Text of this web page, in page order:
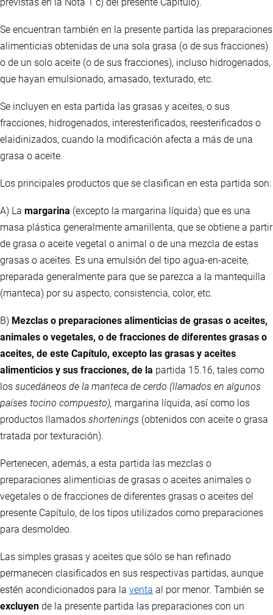
previstas en la Nota 1 c) del presente Capítulo).
Se encuentran también en la presente partida las preparaciones
alimenticias obtenidas de una sola grasa (o de sus fracciones)
o de un solo aceite (o de sus fracciones), incluso hidrogenados,
que hayan emulsionado, amasado, texturado, etc.
Se incluyen en esta partida las grasas y aceites, o sus
fracciones, hidrogenados, interesterificados, reesterificados o
elaidinizados, cuando la modificación afecta a más de una
grasa o aceite.
Los principales productos que se clasifican en esta partida son:
A) La margarina (excepto la margarina líquida) que es una
masa plástica generalmente amarillenta, que se obtiene a partir
de grasa o aceite vegetal o animal o de una mezcla de estas
grasas o aceites. Es una emulsión del tipo agua-en-aceite,
preparada generalmente para que se parezca a la mantequilla
(manteca) por su aspecto, consistencia, color, etc.
B) Mezclas o preparaciones alimenticias de grasas o aceites,
animales o vegetales, o de fracciones de diferentes grasas o
aceites, de este Capítulo, excepto las grasas y aceites
alimenticios y sus fracciones, de la partida 15.16, tales como
los sucedáneos de la manteca de cerdo (llamados en algunos
países tocino compuesto), margarina líquida, así como los
productos llamados shortenings (obtenidos con aceite o grasa
tratada por texturación).
Pertenecen, además, a esta partida las mezclas o
preparaciones alimenticias de grasas o aceites animales o
vegetales o de fracciones de diferentes grasas o aceites del
presente Capítulo, de los tipos utilizados como preparaciones
para desmoldeo.
Las simples grasas y aceites que sólo se han refinado
permanecen clasificados en sus respectivas partidas, aunque
estén acondicionados para la venta al por menor. También se
excluyen de la presente partida las preparaciones con un